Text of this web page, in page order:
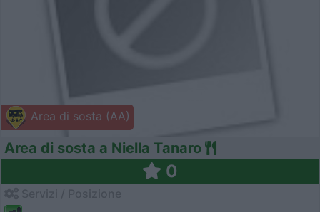
Area di sosta (AA)
Area di sosta a Niella Tanaro
0